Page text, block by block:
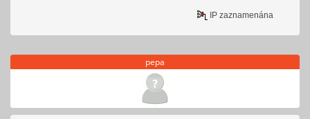
IP zaznamenána
pepa